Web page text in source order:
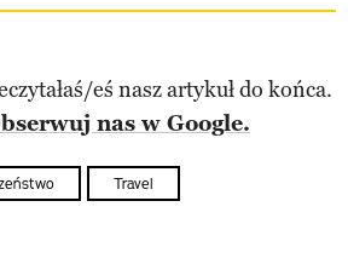
eś nasz artykuł do końca.
nas w Google.
Travel